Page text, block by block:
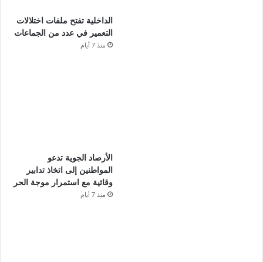
الداخلية تفتح ملفات اختلالات
التعمير في عدد من الجماعات
منذ 7 أيام
الأرصاد الجوية تدعو
المواطنين إلى اتخاذ تدابير
وقائية مع استمرار موجة الحر
منذ 7 أيام